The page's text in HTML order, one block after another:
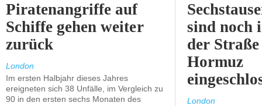
Piratenangriffe auf
Schiffe gehen weiter
zurück
London
Im ersten Halbjahr dieses Jahres
ereigneten sich 38 Unfälle, im Vergleich zu
90 in den ersten sechs Monaten des
sind noch
der
Hormuz
London